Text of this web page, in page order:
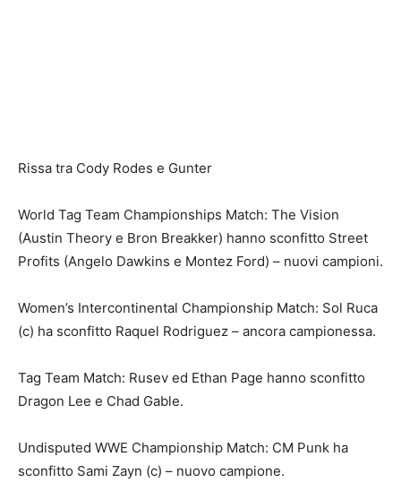
Rissa tra Cody Rodes e Gunter
World Tag Team Championships Match: The Vision
(Austin Theory e Bron Breakker) hanno sconfitto Street
Profits (Angelo Dawkins e Montez Ford) – nuovi campioni.
Women’s Intercontinental Championship Match: Sol Ruca
(c) ha sconfitto Raquel Rodriguez – ancora campionessa.
Tag Team Match: Rusev ed Ethan Page hanno sconfitto
Dragon Lee e Chad Gable.
Undisputed WWE Championship Match: CM Punk ha
sconfitto Sami Zayn (c) – nuovo campione.